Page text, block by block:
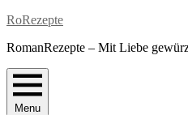
Skip
content
RoRezepte
RomanRezepte – Mit Liebe
Menu